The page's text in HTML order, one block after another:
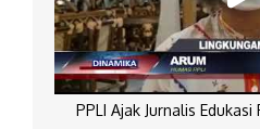
PPLI Ajak Jurnalis